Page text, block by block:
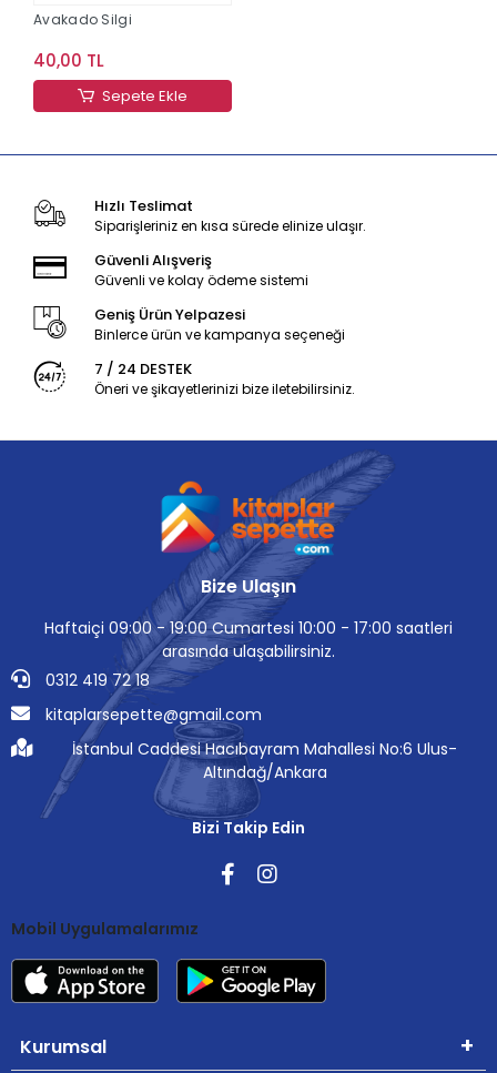
Avakado Silgi
40,00 TL
Sepete Ekle
Hızlı Teslimat
Siparişleriniz en kısa sürede elinize ulaşır.
Güvenli Alışveriş
Güvenli ve kolay ödeme sistemi
Geniş Ürün Yelpazesi
Binlerce ürün ve kampanya seçeneği
7 / 24 DESTEK
Öneri ve şikayetlerinizi bize iletebilirsiniz.
Bize Ulaşın
Haftaiçi 09:00 - 19:00 Cumartesi 10:00 - 17:00 saatleri
arasında ulaşabilirsiniz.
0312 419 72 18
kitaplarsepette@gmail.com
İstanbul Caddesi Hacıbayram Mahallesi No:6 Ulus-
Altındağ/Ankara
Bizi Takip Edin
Mobil Uygulamalarımız
Kurumsal